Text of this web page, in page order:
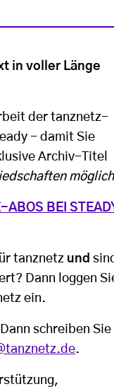
in voller Länge
der tanznetz-
- damit Sie
Archiv-Titel
ABOS BEI
tanznetz und
Dann loggen
ein.
schreiben Sie
.